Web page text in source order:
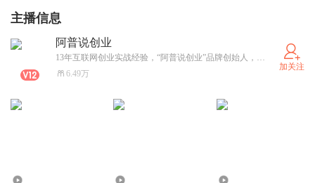
给他们去最好的医院治病的时候，你就会知道有钱对你有多
么重要。
不论是什么情况，总有某个瞬间会让你慢慢懂得，有钱其实
我们赚钱到底是为了什么？为了父母老有所依，为了自己的
主播信息
阿普说创业
13年互联网创业实战经验，“阿普说创业”品牌创始人，公众号：阿普创业说，专注于互联网项目培训和传统实体转型互联网。目前拥有两家互联网公司并担任CEO。【温馨提醒】我们不会通过任何其他喜马拉雅账号私信要求大家转账，碰到此类账号一律是骗子，请第一时间告知我，谢谢！
6.49万
加关注